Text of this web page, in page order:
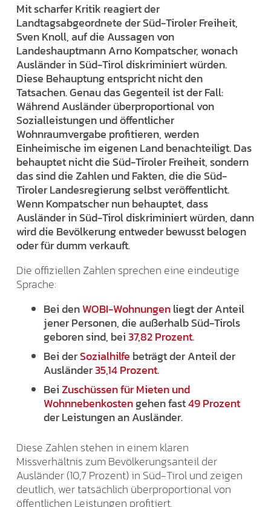
Mit scharfer Kritik reagiert der
Landtagsabgeordnete der Süd-Tiroler Freiheit,
Sven Knoll, auf die Aussagen von
Landeshauptmann Arno Kompatscher, wonach
Ausländer in Süd-Tirol diskriminiert würden.
Diese Behauptung entspricht nicht den
Tatsachen. Genau das Gegenteil ist der Fall:
Während Ausländer überproportional von
Sozialleistungen und öffentlicher
Wohnraumvergabe profitieren, werden
Einheimische im eigenen Land benachteiligt. Das
behauptet nicht die Süd-Tiroler Freiheit, sondern
das sind die Zahlen und Fakten, die die Süd-
Tiroler Landesregierung selbst veröffentlicht.
Wenn Kompatscher nun behauptet, dass
Ausländer in Süd-Tirol diskriminiert würden, dann
wird die Bevölkerung entweder bewusst belogen
oder für dumm verkauft.
Die offiziellen Zahlen sprechen eine eindeutige
Sprache:
Bei denWOBI-Wohnungenliegt der Anteil
jener Personen, die außerhalb Süd-Tirols
geboren sind, bei37,82 Prozent.
Bei derSozialhilfe beträgt der Anteil der
Ausländer35,14 Prozent.
BeiZuschüssen für Mieten und
Wohnnebenkostengehen fast49 Prozent
der Leistungen an Ausländer.
Diese Zahlen stehen in einem klaren
Missverhältnis zum Bevölkerungsanteil der
Ausländer (10,7 Prozent) in Süd-Tirol und zeigen
deutlich, wer tatsächlich überproportional von
öffentlichen Leistungen profitiert.